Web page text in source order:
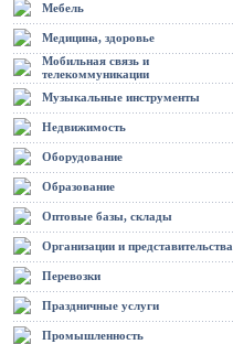
Мебель
Медицина, здоровье
Мобильная связь и
телекоммуникации
Музыкальные инструменты
Недвижимость
Оборудование
Образование
Оптовые базы, склады
Организации и представительства
Перевозки
Праздничные услуги
Промышленность